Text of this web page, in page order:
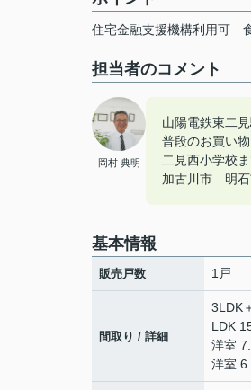
住宅金融支援機構利用可
担当者のコメント
岡村 典明
山陽電鉄東二
普段のお買い
二見西小学校
加古川市 明
基本情報
販売戸数 1戸
間取り / 詳細
3LDK
LDK
洋室
洋室